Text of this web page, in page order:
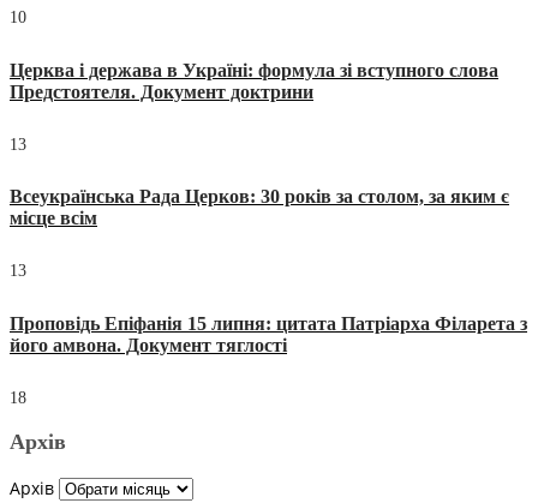
10
Церква і держава в Україні: формула зі вступного слова
Предстоятеля. Документ доктрини
13
Всеукраїнська Рада Церков: 30 років за столом, за яким є
місце всім
13
Проповідь Епіфанія 15 липня: цитата Патріарха Філарета з
його амвона. Документ тяглості
18
Архів
Архів